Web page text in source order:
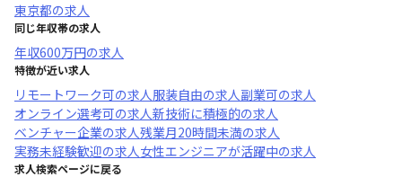
東京都の求人
同じ年収帯の求人
年収600万円の求人
特徴が近い求人
リモートワーク可の求人服装自由の求人副業可の求人
オンライン選考可の求人新技術に積極的の求人
ベンチャー企業の求人残業月20時間未満の求人
実務未経験歓迎の求人女性エンジニアが活躍中の求人
求人検索ページに戻る